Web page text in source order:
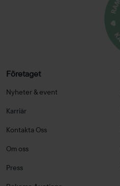
Företaget
Nyheter & event
Karriär
Kontakta Oss
Om oss
Press